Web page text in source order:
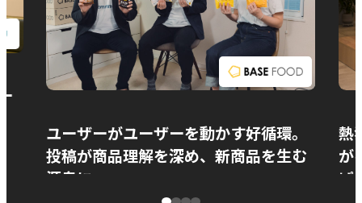
ユーザーがユーザーを動かす好循環。
投稿が商品理解を深め、新商品を生む
源泉に
熱
が
ぱ